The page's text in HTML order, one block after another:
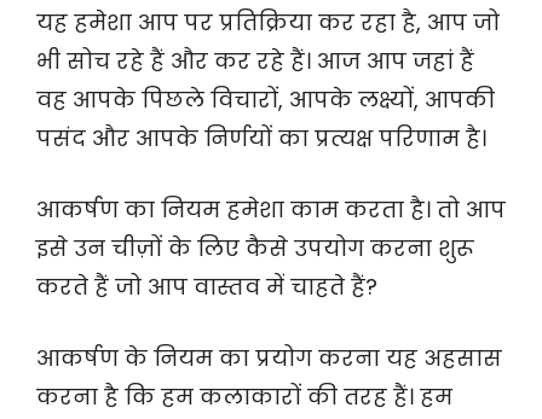
यह हमेशा आप पर प्रतिक्रिया कर रहा है, आप जो
भी सोच रहे हैं और कर रहे हैं। आज आप जहां हैं
वह आपके पिछले विचारों, आपके लक्ष्यों, आपकी
पसंद और आपके निर्णयों का प्रत्यक्ष परिणाम है।
आकर्षण का नियम हमेशा काम करता है। तो आप
इसे उन चीज़ों के लिए कैसे उपयोग करना शुरू
करते हैं जो आप वास्तव में चाहते हैं?
आकर्षण के नियम का प्रयोग करना यह अहसास
करना है कि हम कलाकारों की तरह हैं। हम